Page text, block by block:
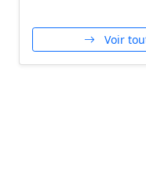
Voir